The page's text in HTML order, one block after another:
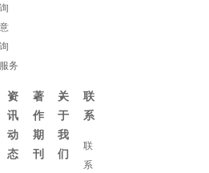
务
资
讯
动
态
著
作
期
刊
关
于
我
们
联
系
联
系